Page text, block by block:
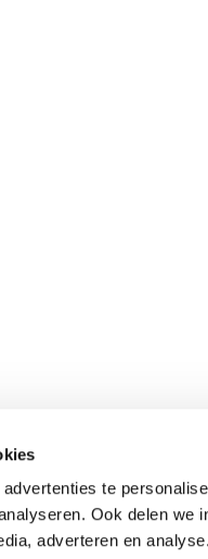
te
Ook delen we
adverteren en